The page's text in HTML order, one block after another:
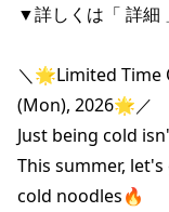
▼詳しくは「 詳細
＼🌟Limited Time
(Mon), 2026🌟／
Just being cold
This summer,
cold noodles🔥